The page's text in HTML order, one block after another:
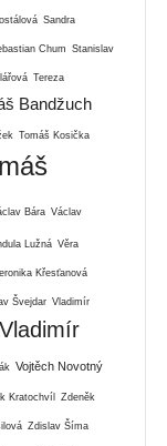
Sandra
Chum Stanislav
Tereza
Bandžuch
Tomáš Kosička
Bára Václav
Lužná Věra
Křesťanová
Švejdar Vladimír
Vladimír
Vojtěch Novotný
Kratochvíl Zdeněk
Zdislav Šíma